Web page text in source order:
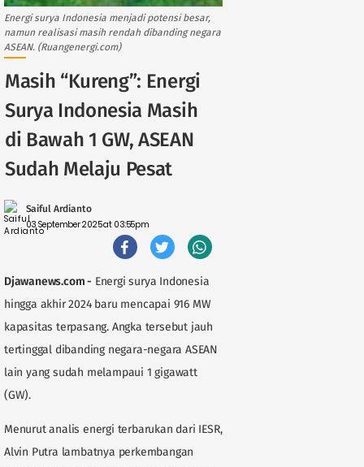
Energi surya Indonesia menjadi potensi besar,
namun realisasi masih rendah dibanding negara
ASEAN. (Ruangenergi.com)
Masih “Kureng”: Energi
Surya Indonesia Masih
di Bawah 1 GW, ASEAN
Sudah Melaju Pesat
Saiful Ardianto
03 September 2025 at 03:55pm
Djawanews.com - Energi surya Indonesia
hingga akhir 2024 baru mencapai 916 MW
kapasitas terpasang. Angka tersebut jauh
tertinggal dibanding negara-negara ASEAN
lain yang sudah melampaui 1 gigawatt
(GW).
Menurut analis energi terbarukan dari IESR,
Alvin Putra lambatnya perkembangan